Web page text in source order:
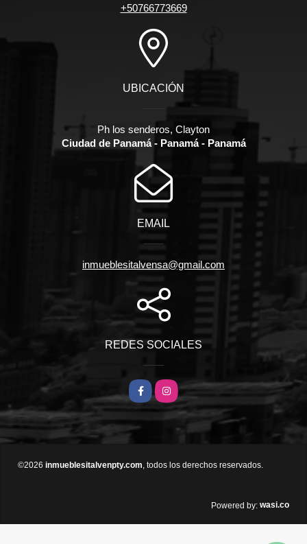
+50766773669
UBICACIÓN
Ph los senderos, Clayton
Ciudad de Panamá - Panamá - Panamá
EMAIL
inmueblesitalvensa@gmail.com
REDES SOCIALES
FacebookInstagram
©2026 inmueblesitalvenpty.com, todos los derechos reservados.
Powered by: wasi.co